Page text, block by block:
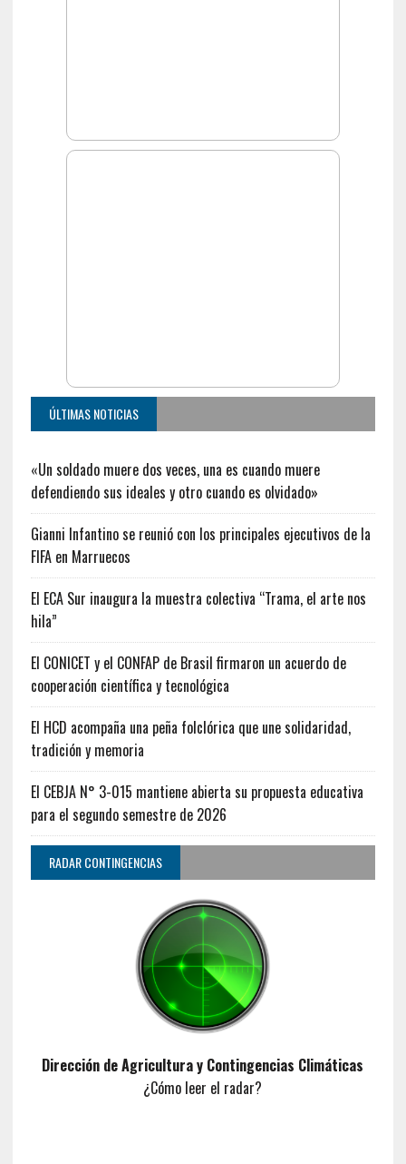
ÚLTIMAS NOTICIAS
«Un soldado muere dos veces, una es cuando muere
defendiendo sus ideales y otro cuando es olvidado»
Gianni Infantino se reunió con los principales ejecutivos de la
FIFA en Marruecos
El ECA Sur inaugura la muestra colectiva “Trama, el arte nos
hila”
El CONICET y el CONFAP de Brasil firmaron un acuerdo de
cooperación científica y tecnológica
El HCD acompaña una peña folclórica que une solidaridad,
tradición y memoria
El CEBJA N° 3-015 mantiene abierta su propuesta educativa
para el segundo semestre de 2026
RADAR CONTINGENCIAS
Dirección de Agricultura y Contingencias Climáticas
¿Cómo leer el radar?